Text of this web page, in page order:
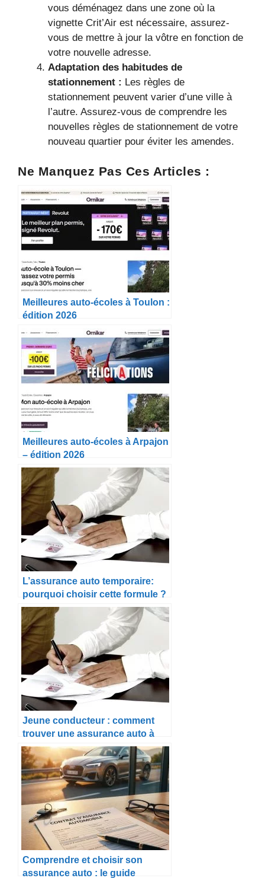
vous déménagez dans une zone où la
vignette Crit’Air est nécessaire, assurez-
vous de mettre à jour la vôtre en fonction de
votre nouvelle adresse.
Adaptation des habitudes de
stationnement : Les règles de
stationnement peuvent varier d’une ville à
l’autre. Assurez-vous de comprendre les
nouvelles règles de stationnement de votre
nouveau quartier pour éviter les amendes.
Ne Manquez Pas Ces Articles :
Meilleures auto-écoles à Toulon :
édition 2026
Meilleures auto-écoles à Arpajon
– édition 2026
L’assurance auto temporaire:
pourquoi choisir cette formule ?
Jeune conducteur : comment
trouver une assurance auto à
petit prix ?
Comprendre et choisir son
assurance auto : le guide